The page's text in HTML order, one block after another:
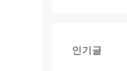
인기글